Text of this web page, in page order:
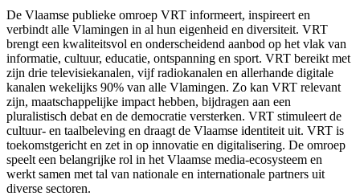
De Vlaamse publieke omroep VRT informeert, inspireert en
verbindt alle Vlamingen in al hun eigenheid en diversiteit. VRT
brengt een kwaliteitsvol en onderscheidend aanbod op het vlak van
informatie, cultuur, educatie, ontspanning en sport. VRT bereikt met
zijn drie televisiekanalen, vijf radiokanalen en allerhande digitale
kanalen wekelijks 90% van alle Vlamingen. Zo kan VRT relevant
zijn, maatschappelijke impact hebben, bijdragen aan een
pluralistisch debat en de democratie versterken. VRT stimuleert de
cultuur- en taalbeleving en draagt de Vlaamse identiteit uit. VRT is
toekomstgericht en zet in op innovatie en digitalisering. De omroep
speelt een belangrijke rol in het Vlaamse media-ecosysteem en
werkt samen met tal van nationale en internationale partners uit
diverse sectoren.